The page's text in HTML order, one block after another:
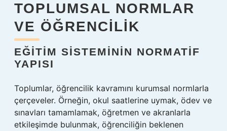
TOPLUMSAL NORMLAR
VE ÖĞRENCILIK
EĞITIM SISTEMININ NORMATIF
YAPISI
Toplumlar, öğrencilik kavramını kurumsal normlarla
çerçeveler. Örneğin, okul saatlerine uymak, ödev ve
sınavları tamamlamak, öğretmen ve akranlarla
etkileşimde bulunmak, öğrenciliğin beklenen